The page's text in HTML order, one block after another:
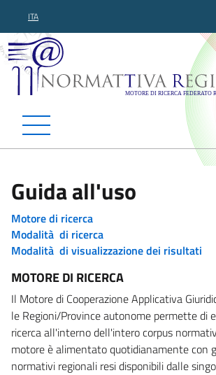
ITA
Normattiva
Guida all'uso
Motore di ricerca
Modalità di ricerca
Modalità di visualizzazione dei risultati
MOTORE DI RICERCA
Il Motore di Cooperazione Applicativa
le Regioni/Province autonome permette di
ricerca all'interno dell'intero corpus
motore è alimentato quotidianamente con
normativi regionali resi disponibili dalle